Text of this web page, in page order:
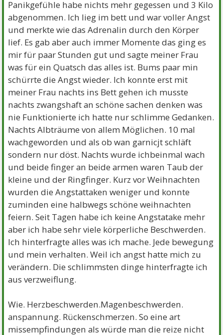
Panikgefühle habe nichts mehr gegessen und 3 Kilo
abgenommen. Ich lieg im bett und war voller Angst
und merkte wie das Adrenalin durch den Körper
lief. Es gab aber auch immer Momente das ging es
mir für paar Stunden gut und sagte meiner Frau
was für ein Quatsch das alles ist. Bums paar min
schürrte die Angst wieder. Ich konnte erst mit
meiner Frau nachts ins Bett gehen ich musste
nachts zwangshaft an schöne sachen denken was
nie Funktionierte ich hatte nur schlimme Gedanken.
Nachts Albträume von allem Möglichen. 10 mal
wachgeworden und als ob wan garnicjt schläft
sondern nur döst. Nachts wurde ichbeinmal wach
und beide finger an beide armen waren Taub der
kleine und der Ringfinger. Kurz vor Weihnachten
wurden die Angstattaken weniger und konnte
zuminden eine halbwegs schöne weihnachten
feiern. Seit Tagen habe ich keine Angstatake mehr
aber ich habe sehr viele körperliche Beschwerden.
Ich hinterfragte alles was ich mache. Jede bewegung
und mein verhalten. Weil ich angst hatte mich zu
verändern. Die schlimmsten dinge hinterfragte ich
aus verzweiflung.
Wie. Herzbeschwerden.Magenbeschwerden.
anspannung. Rückenschmerzen. So eine art
missempfindungen als würde man die reize nicht